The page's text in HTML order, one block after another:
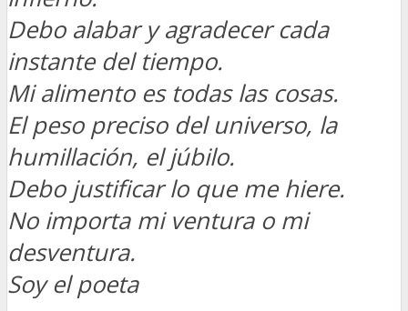
Debo alabar y agradecer cada
instante del tiempo.
Mi alimento es todas las cosas.
El peso preciso del universo, la
humillación, el júbilo.
Debo justificar lo que me hiere.
No importa mi ventura o mi
desventura.
Soy el poeta